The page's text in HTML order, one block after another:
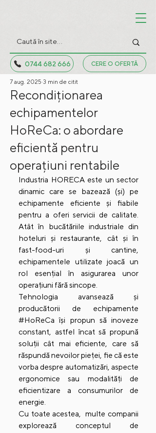
CERE O OFERTĂ
0744 682 666
Recondiționarea
echipamentelor
HoReCa: o abordare
eficientă pentru
operațiuni rentabile
7 aug. 2025 3 min de citit
Industria HORECA este un sector
dinamic care se bazează (și) pe
echipamente eficiente și fiabile
pentru a oferi servicii de calitate.
Atât în bucătăriile industriale din
hoteluri și restaurante, cât și în
fast-food-uri și cantine,
echipamentele utilizate joacă un
rol esențial în asigurarea unor
operațiuni fără sincope.
Tehnologia avansează și
#HoReCa își propun să inoveze
constant, astfel încat să propună
soluții cât mai eficiente, care să
răspundă nevoilor pieței, fie că este
vorba despre automatizări, aspecte
ergonomice sau modalități de
eficientizare a consumurilor de
energie.
Cu toate acestea,  multe companii
explorează conceptul de